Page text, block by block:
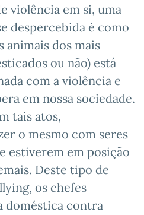
violência em si, uma
despercebida é como
animais dos mais
ou não) está
com a violência e
em nossa sociedade.
tais atos,
o mesmo com seres
estiverem em posição
Deste tipo de
os chefes
doméstica contra